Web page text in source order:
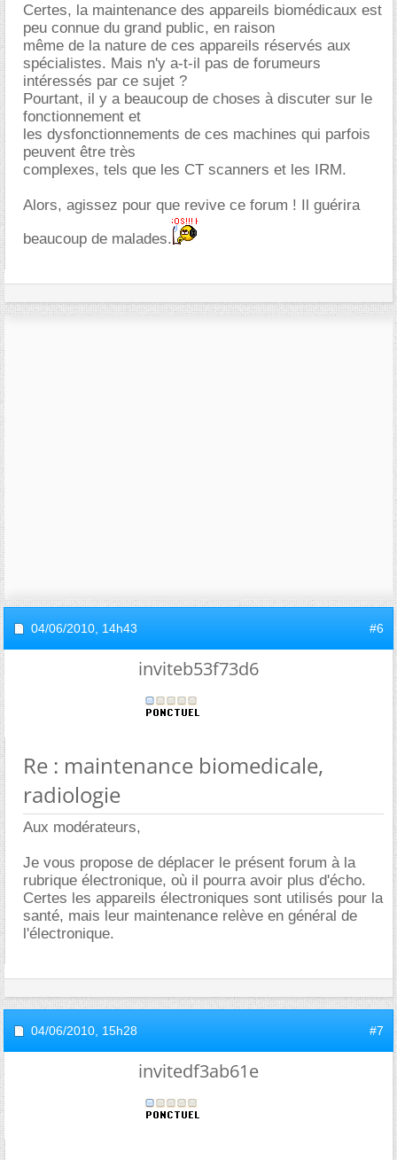
Certes, la maintenance des appareils biomédicaux est
peu connue du grand public, en raison
même de la nature de ces appareils réservés aux
spécialistes. Mais n'y a-t-il pas de forumeurs
intéressés par ce sujet ?
Pourtant, il y a beaucoup de choses à discuter sur le
fonctionnement et
les dysfonctionnements de ces machines qui parfois
peuvent être très
complexes, tels que les CT scanners et les IRM.
Alors, agissez pour que revive ce forum ! Il guérira
beaucoup de malades.
04/06/2010, 14h43 #6
inviteb53f73d6
Re : maintenance biomedicale,
radiologie
Aux modérateurs,
Je vous propose de déplacer le présent forum à la
rubrique électronique, où il pourra avoir plus d'écho.
Certes les appareils électroniques sont utilisés pour la
santé, mais leur maintenance relève en général de
l'électronique.
04/06/2010, 15h28 #7
invitedf3ab61e